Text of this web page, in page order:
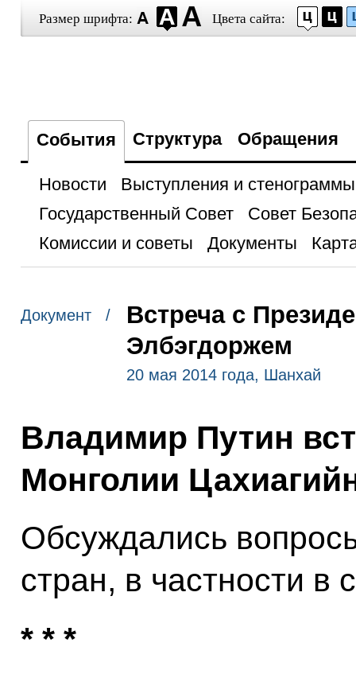
Размер шрифта: Цвета сайта:
События Структура Обращения
Новости
Выступления и стенограммы
Государственный Совет
Совет
Комиссии и советы
Документы
Документ /
Встреча с
Элбэгдоржем
20 мая 2014 года, Шанхай
Владимир Путин
Монголии
Обсуждались
стран, в частности в
* * *